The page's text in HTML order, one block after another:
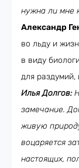
нужна ли мне
Александр
во льду и
в виду
для раздумий,
Илья Долгов:
замечание.
живую
воцаряется
настоящих,